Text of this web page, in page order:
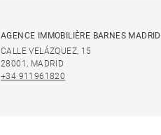
AGENCE IMMOBILIÈRE BARNES MADRID
CALLE VELÁZQUEZ, 15
28001, MADRID
+34 911961820